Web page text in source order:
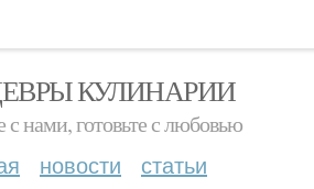
КУЛИНАРИИ
с нами, готовьте с любовью
новости статьи